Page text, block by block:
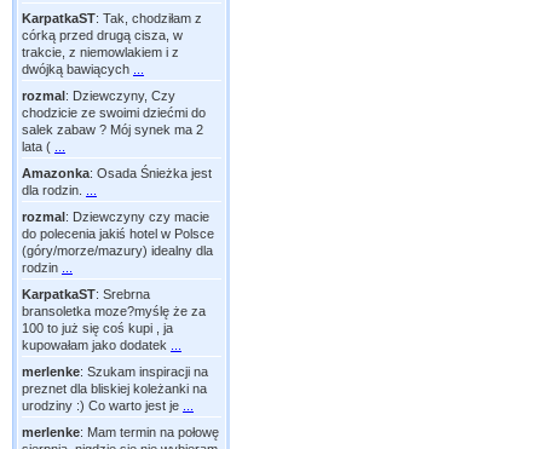
KarpatkaST: Tak, chodziłam z
córką przed drugą cisza, w
trakcie, z niemowlakiem i z
dwójką bawiących
rozmal: Dziewczyny, Czy
chodzicie ze swoimi dziećmi do
salek zabaw ? Mój synek ma 2
lata (
Amazonka: Osada Śnieżka jest
dla rodzin.
rozmal: Dziewczyny czy macie
do polecenia jakiś hotel w Polsce
(góry/morze/mazury) idealny dla
rodzin
KarpatkaST: Srebrna
bransoletka moze?myślę że za
100 to już się coś kupi , ja
kupowałam jako dodatek
merlenke: Szukam inspiracji na
preznet dla bliskiej koleżanki na
urodziny :) Co warto jest je
merlenke: Mam termin na połowę